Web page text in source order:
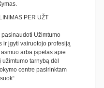
PER UŽT
Užimtumo
ir įgyti vairuotojo profesiją
arba įspėtas apie
tarnybą dėl
centre pasirinktam